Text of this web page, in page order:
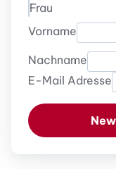
Frau
Vorname
Nachname
E-Mail Adresse